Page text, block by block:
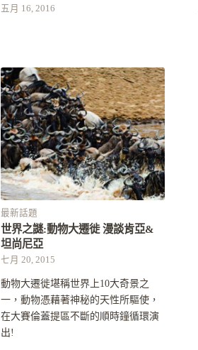
五月 16, 2016
最新話題
世界之謎:動物大遷徙 漫談肯亞&
坦尚尼亞
七月 20, 2015
動物大遷徙堪稱世界上10大奇景之
一，動物憑藉著神秘的天性所驅使，
在大賽倫蓋提區不斷的順時鐘循環演
出!